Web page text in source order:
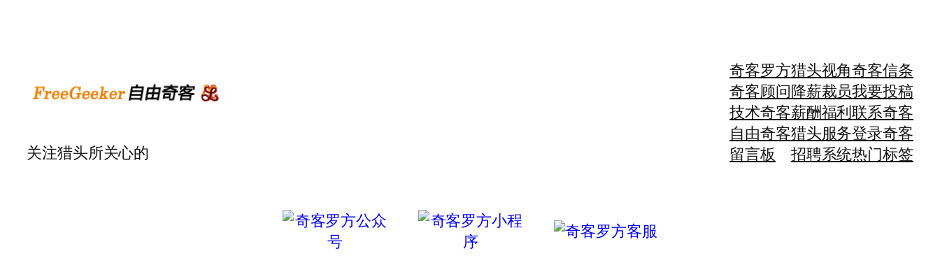
关注猎头所关心的
奇客罗方
奇客顾问
技术奇客
自由奇客
留言板
猎头视角
降薪裁员
薪酬福利
猎头服务
招聘系统
奇客信条
我要投稿
联系奇客
登录奇客
热门标签